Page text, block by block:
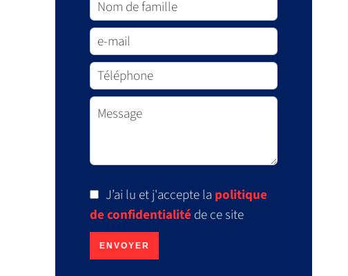
J’ai lu et j'accepte la politique
de confidentialitéde ce site
ENVOYER